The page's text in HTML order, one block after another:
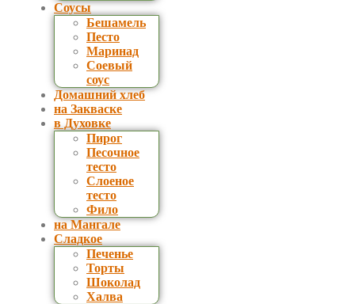
Соусы
Бешамель
Песто
Маринад
Соевый
соус
Домашний хлеб
на Закваске
в Духовке
Пирог
Песочное
тесто
Слоеное
тесто
Фило
на Мангале
Сладкое
Печенье
Торты
Шоколад
Халва